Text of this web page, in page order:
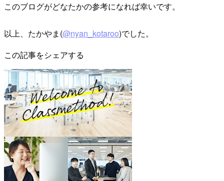
このブログがどなたかの参考になれば幸いです。
以上、たかやま(@nyan_kotaroo)でした。
この記事をシェアする